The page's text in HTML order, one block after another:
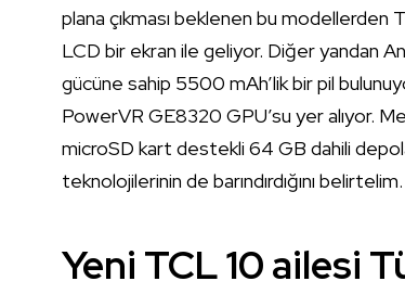
plana çıkması beklenen bu modellerden
LCD bir ekran ile geliyor. Diğer yandan
gücüne sahip 5500 mAh’lik bir pil
PowerVR GE8320 GPU’su yer alıyor.
microSD kart destekli 64 GB dahili
teknolojilerinin de barındırdığını belirtelim.
Yeni TCL 10 ailesi